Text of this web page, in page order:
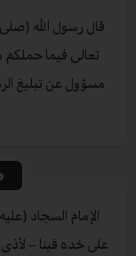
قال رسول الله (صلى
تعالى فيما
مسؤول عن تبليغ
الإمام السجاد
على خده فينا – لأذى